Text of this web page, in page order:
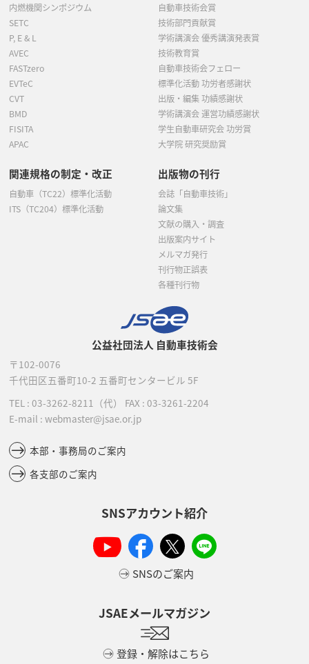
公益社団法人 自動車技術会
〒102-0076
千代田区五番町10-2 五番町センタービル 5F
TEL : 03-3262-8211 （代） FAX : 03-3261-2204
E-mail : webmaster@jsae.or.jp
本部・事務局のご案内
各支部のご案内
SNSアカウント紹介
SNSのご案内
JSAEメールマガジン
登録・解除はこちら
内燃機関シンポジウム
SETC
P, E & L
AVEC
FASTzero
EVTeC
CVT
BMD
FISITA
APAC
自動車技術会賞
技術部門貢献賞
学術講演会 優秀講演発表賞
技術教育賞
自動車技術会フェロー
標準化活動 功労者感謝状
出版・編集 功績感謝状
学術講演会 運営功績感謝状
学生自動車研究会 功労賞
大学院 研究奨励賞
関連規格の制定・改正
自動車（TC22）標準化活動
ITS（TC204）標準化活動
出版物の刊行
会誌「自動車技術」
論文集
文献の購入・調査
出版案内サイト
メルマガ発行
刊行物正誤表
各種刊行物